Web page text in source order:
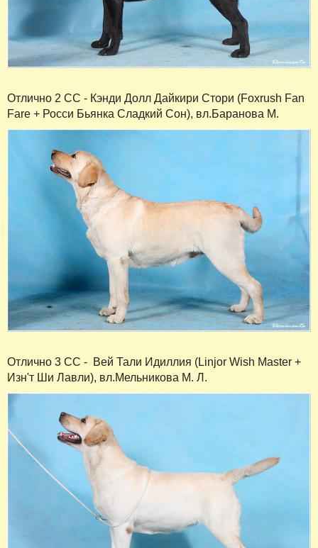
Отлично 2 СС - Кэнди Долл Дайкири Стори (Foxrush Fan
Fare + Росси Бьянка Сладкий Сон), вл.Баранова М.
Отлично 3 СС - Вей Тали Идиллия (Linjor Wish Master +
Изн'т Ши Лавли), вл.Мельникова М. Л.